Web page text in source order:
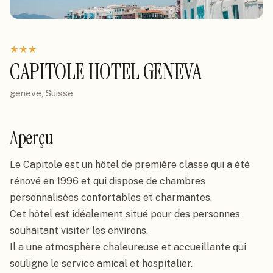
★★★
CAPITOLE HOTEL GENEVA
geneve, Suisse
Aperçu
Le Capitole est un hôtel de première classe qui a été
rénové en 1996 et qui dispose de chambres
personnalisées confortables et charmantes.
Cet hôtel est idéalement situé pour des personnes
souhaitant visiter les environs.
Il a une atmosphère chaleureuse et accueillante qui
souligne le service amical et hospitalier.